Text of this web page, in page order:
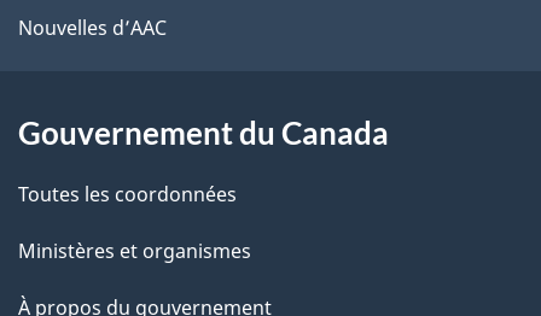
Nouvelles d’AAC
Gouvernement du Canada
Toutes les coordonnées
Ministères et organismes
À propos du gouvernement